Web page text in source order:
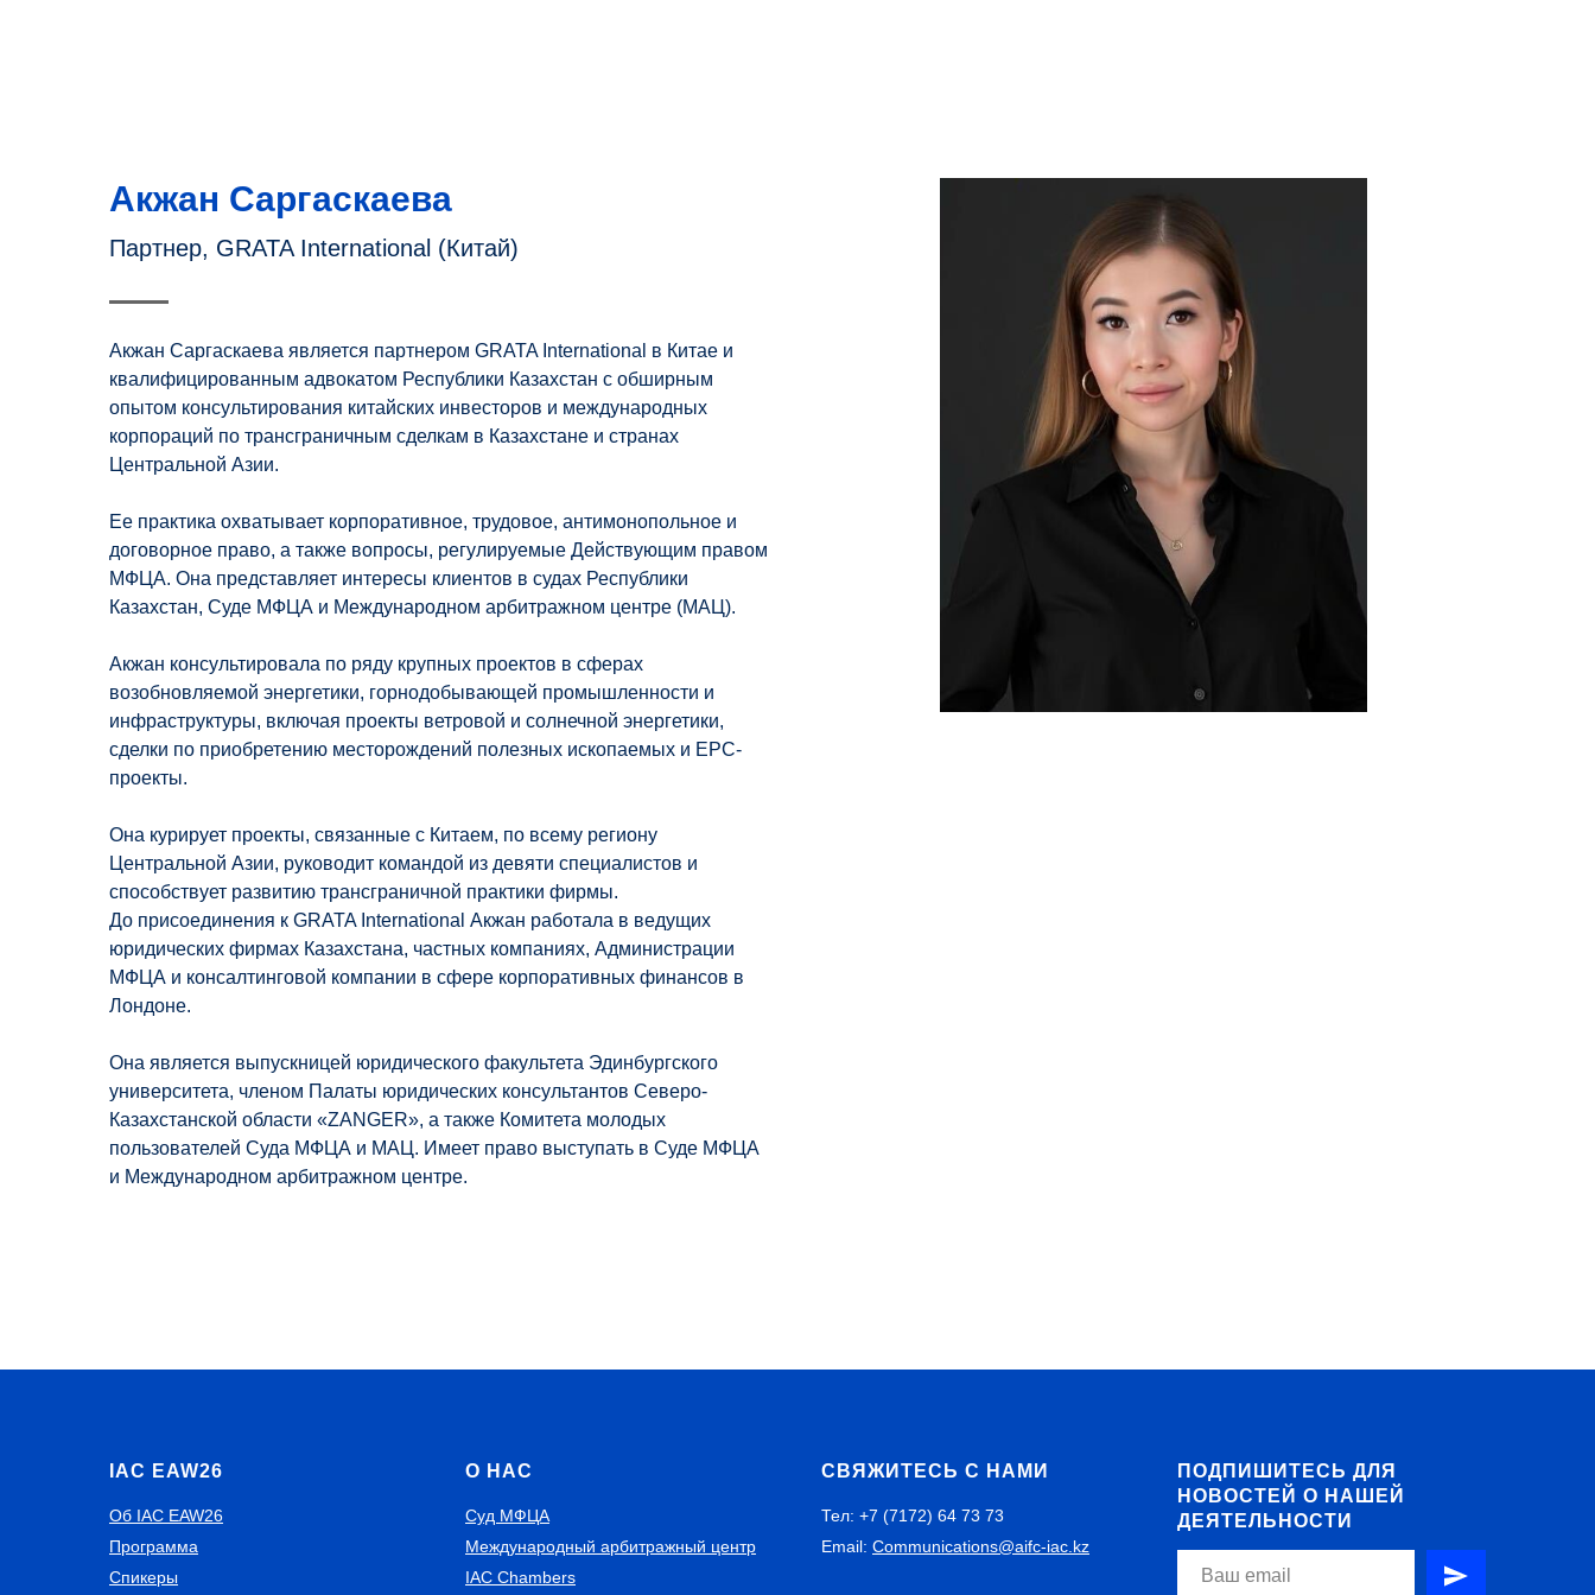
Акжан Саргаскаева
Партнер, GRATA International (Китай)
Акжан Саргаскаева является партнером GRATA International в Китае и
квалифицированным адвокатом Республики Казахстан с обширным
опытом консультирования китайских инвесторов и международных
корпораций по трансграничным сделкам в Казахстане и странах
Центральной Азии.
Ее практика охватывает корпоративное, трудовое, антимонопольное и
договорное право, а также вопросы, регулируемые Действующим правом
МФЦА. Она представляет интересы клиентов в судах Республики
Казахстан, Суде МФЦА и Международном арбитражном центре (МАЦ).
Акжан консультировала по ряду крупных проектов в сферах
возобновляемой энергетики, горнодобывающей промышленности и
инфраструктуры, включая проекты ветровой и солнечной энергетики,
сделки по приобретению месторождений полезных ископаемых и EPC-
проекты.
Она курирует проекты, связанные с Китаем, по всему региону
Центральной Азии, руководит командой из девяти специалистов и
способствует развитию трансграничной практики фирмы.
До присоединения к GRATA International Акжан работала в ведущих
юридических фирмах Казахстана, частных компаниях, Администрации
МФЦА и консалтинговой компании в сфере корпоративных финансов в
Лондоне.
Она является выпускницей юридического факультета Эдинбургского
университета, членом Палаты юридических консультантов Северо-
Казахстанской области «ZANGER», а также Комитета молодых
пользователей Суда МФЦА и МАЦ. Имеет право выступать в Суде МФЦА
и Международном арбитражном центре.
IAC EAW26
Об IAC EAW26
Программа
Спикеры
О НАС
Суд МФЦА
Международный арбитражный центр
IAC Chambers
СВЯЖИТЕСЬ С НАМИ
Тел: +7 (7172) 64 73 73
Email: Communications@aifc-iac.kz
ПОДПИШИТЕСЬ ДЛЯ
НОВОСТЕЙ О НАШЕЙ
ДЕЯТЕЛЬНОСТИ